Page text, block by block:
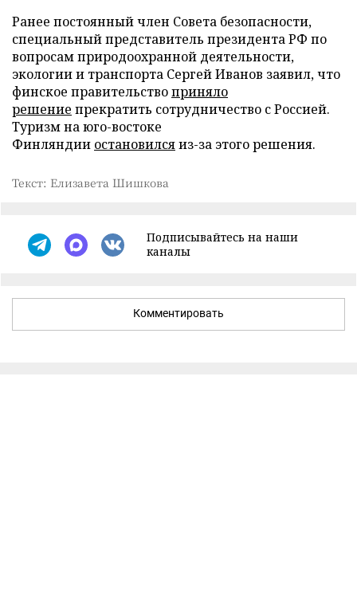
Ранее постоянный член Совета безопасности,
специальный представитель президента РФ по
вопросам природоохранной деятельности,
экологии и транспорта Сергей Иванов заявил, что
финское правительствоприняло
решение прекратить сотрудничество с Россией.
Туризм на юго-востоке
Финляндии остановилсяиз-за этого решения.
Текст: Елизавета Шишкова
Подписывайтесь на наши
каналы
Комментировать